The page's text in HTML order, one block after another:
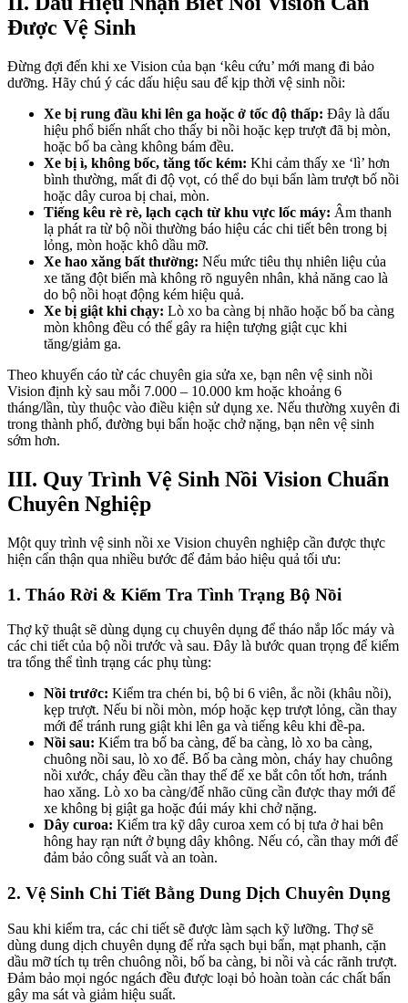
Được Vệ Sinh
Đừng đợi đến khi xe Vision của bạn ‘kêu cứu’ mới mang đi bảo
dưỡng. Hãy chú ý các dấu hiệu sau để kịp thời vệ sinh nồi:
Xe bị rung đầu khi lên ga hoặc ở tốc độ thấp: Đây là dấu
hiệu phổ biến nhất cho thấy bi nồi hoặc kẹp trượt đã bị mòn,
hoặc bố ba càng không bám đều.
Xe bị ì, không bốc, tăng tốc kém: Khi cảm thấy xe ‘lì’ hơn
bình thường, mất đi độ vọt, có thể do bụi bẩn làm trượt bố nồi
hoặc dây curoa bị chai, mòn.
Tiếng kêu rè rè, lạch cạch từ khu vực lốc máy: Âm thanh
lạ phát ra từ bộ nồi thường báo hiệu các chi tiết bên trong bị
lỏng, mòn hoặc khô dầu mỡ.
Xe hao xăng bất thường: Nếu mức tiêu thụ nhiên liệu của
xe tăng đột biến mà không rõ nguyên nhân, khả năng cao là
do bộ nồi hoạt động kém hiệu quả.
Xe bị giật khi chạy: Lò xo ba càng bị nhão hoặc bố ba càng
mòn không đều có thể gây ra hiện tượng giật cục khi
tăng/giảm ga.
Theo khuyến cáo từ các chuyên gia sửa xe, bạn nên vệ sinh nồi
Vision định kỳ sau mỗi 7.000 – 10.000 km hoặc khoảng 6
tháng/lần, tùy thuộc vào điều kiện sử dụng xe. Nếu thường xuyên đi
trong thành phố, đường bụi bẩn hoặc chở nặng, bạn nên vệ sinh
sớm hơn.
III. Quy Trình Vệ Sinh Nồi Vision Chuẩn
Chuyên Nghiệp
Một quy trình vệ sinh nồi xe Vision chuyên nghiệp cần được thực
hiện cẩn thận qua nhiều bước để đảm bảo hiệu quả tối ưu:
1. Tháo Rời & Kiểm Tra Tình Trạng Bộ Nồi
Thợ kỹ thuật sẽ dùng dụng cụ chuyên dụng để tháo nắp lốc máy và
các chi tiết của bộ nồi trước và sau. Đây là bước quan trọng để kiểm
tra tổng thể tình trạng các phụ tùng:
Nồi trước: Kiểm tra chén bi, bộ bi 6 viên, ắc nồi (khâu nồi),
kẹp trượt. Nếu bi nồi mòn, móp hoặc kẹp trượt lỏng, cần thay
mới để tránh rung giật khi lên ga và tiếng kêu khi đề-pa.
Nồi sau: Kiểm tra bố ba càng, đế ba càng, lò xo ba càng,
chuông nồi sau, lò xo đế. Bố ba càng mòn, cháy hay chuông
nồi xước, cháy đều cần thay thế để xe bắt côn tốt hơn, tránh
hao xăng. Lò xo ba càng/đế nhão cũng cần được thay mới để
xe không bị giật ga hoặc đúi máy khi chở nặng.
Dây curoa: Kiểm tra kỹ dây curoa xem có bị tưa ở hai bên
hông hay rạn nứt ở bụng dây không. Nếu có, cần thay mới để
đảm bảo công suất và an toàn.
2. Vệ Sinh Chi Tiết Bằng Dung Dịch Chuyên Dụng
Sau khi kiểm tra, các chi tiết sẽ được làm sạch kỹ lưỡng. Thợ sẽ
dùng dung dịch chuyên dụng để rửa sạch bụi bẩn, mạt phanh, cặn
dầu mỡ tích tụ trên chuông nồi, bố ba càng, bi nồi và các rãnh trượt.
Đảm bảo mọi ngóc ngách đều được loại bỏ hoàn toàn các chất bẩn
gây ma sát và giảm hiệu suất.